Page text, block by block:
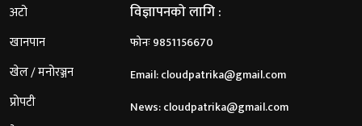
अटो
खानपान
खेल / मनोरञ्जन
प्रोपटी
विज्ञापनको लागि :
फोनः 9851156670
Email:cloudpatrika@gmail.com
News:cloudpatrika@gmail.com